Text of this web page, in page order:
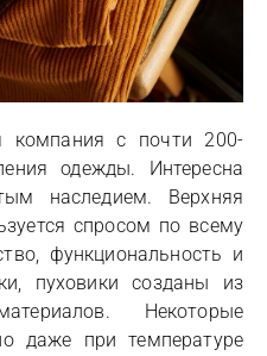
компания с почти 200-
одежды. Интересна
наследием. Верхняя
спросом по всему
функциональность и
пуховики созданы из
Некоторые
даже при температуре